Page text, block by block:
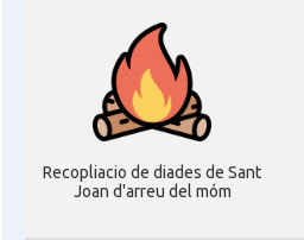
Recopliacio de diades de Sant
Joan d'arreu del móm